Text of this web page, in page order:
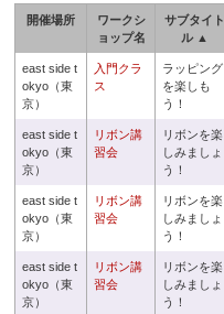
開催場所
ワークシ
ョップ名
サブタイト
ル ▲
east side t
okyo（東
京）
入門クラ
ス
ラッピング
を楽しも
う！
east side t
okyo（東
京）
リボン講
習会
リボンを楽
しみましょ
う！
east side t
okyo（東
京）
リボン講
習会
リボンを楽
しみましょ
う！
east side t
okyo（東
京）
リボン講
習会
リボンを楽
しみましょ
う！